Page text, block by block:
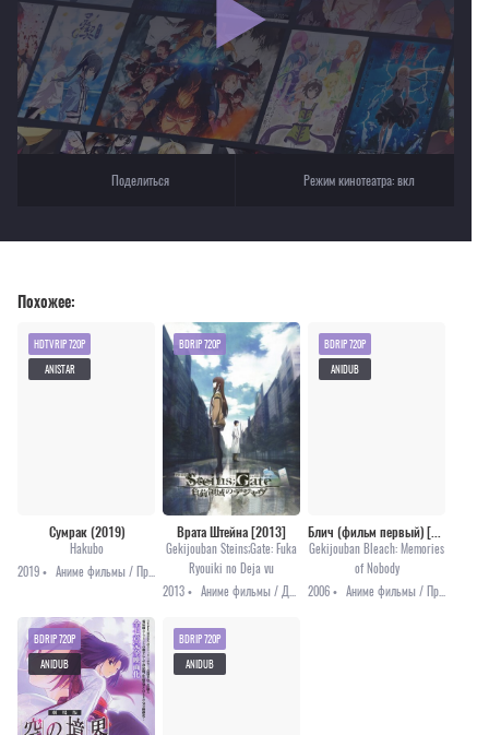
Текущее воспроизведение：Ветер крепчает [2013]
Поделиться Режим кинотеатра:вкл
Похожее:
Сумрак (2019)
Hakubo
2019 •
HDTVRIP 720P
ANISTAR
Врата Штейна [2013]
Gekijouban Steins;Gate: Fuka
Ryouiki no Deja vu
2013 •
BDRIP 720P
Gekijouban Bleach: Memories
of Nobody
2006 •
BDRIP 720P
ANIDUB
BDRIP 720P
ANIDUB
BDRIP 720P
ANIDUB